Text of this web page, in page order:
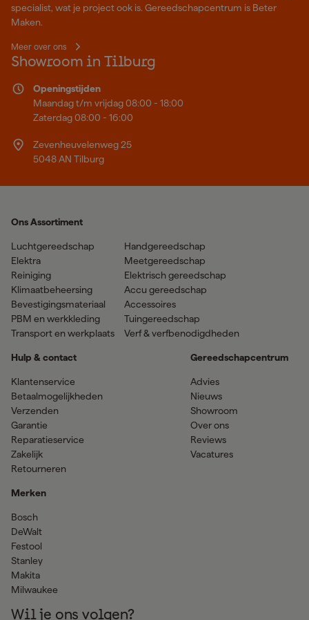
specialist, wat je project ook is. Gereedschapcentrum is Beter
Maken.
Meer over ons
Showroom in Tilburg
Openingstijden
Maandag t/m vrijdag 08:00 - 18:00
Zaterdag 08:00 - 16:00
Zevenheuvelenweg 25
5048 AN Tilburg
Ons Assortiment
Luchtgereedschap
Elektra
Reiniging
Klimaatbeheersing
Bevestigingsmateriaal
PBM en werkkleding
Transport en werkplaats
Handgereedschap
Meetgereedschap
Elektrisch gereedschap
Accu gereedschap
Accessoires
Tuingereedschap
Verf & verfbenodigdheden
Hulp & contact
Klantenservice
Betaalmogelijkheden
Verzenden
Garantie
Reparatieservice
Zakelijk
Retourneren
Merken
Bosch
DeWalt
Festool
Stanley
Makita
Milwaukee
Gereedschapcentrum
Advies
Nieuws
Showroom
Over ons
Reviews
Vacatures
Wil je ons volgen?